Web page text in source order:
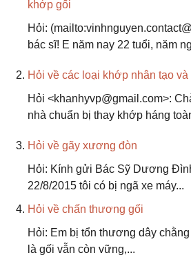
khớp gối
Hỏi:
bác sĩ! E năm nay 22 tuổi, năm
Hỏi về các loại khớp nhân tạo
Hỏi <khanhyvp@gmail.com>:
nhà chuẩn bị thay khớp háng
Hỏi về gãy xương đòn
Hỏi: Kính gửi Bác Sỹ Dương
22/8/2015 tôi có bị ngã xe máy...
Hỏi về chấn thương gối
Hỏi: Em bị tổn thương dây
là gối vẫn còn vững,...